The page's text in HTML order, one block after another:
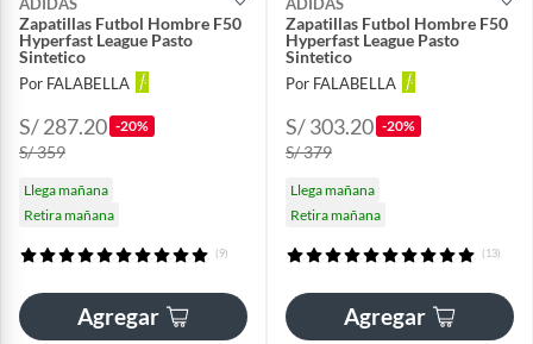
ADIDAS
Zapatillas Futbol Hombre F50
Hyperfast League Pasto
Sintetico
Por FALABELLA
S/ 287.20 -20%
S/ 359
Llega mañana
Retira mañana
(9)
Agregar
ADIDAS
Zapatillas Futbol Hombre F50
Hyperfast League Pasto
Sintetico
Por FALABELLA
S/ 303.20 -20%
S/ 379
Llega mañana
Retira mañana
(13)
Agregar